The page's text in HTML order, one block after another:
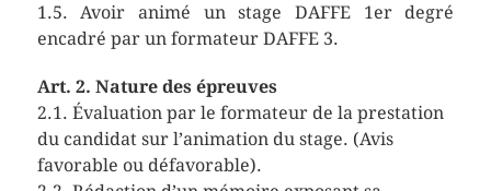
1.5. Avoir animé un stage DAFFE 1er degré
encadré par un formateur DAFFE 3.
Art. 2. Nature des épreuves
2.1. Évaluation par le formateur de la prestation
du candidat sur l’animation du stage. (Avis
favorable ou défavorable).